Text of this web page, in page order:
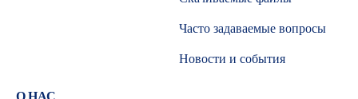
Часто задаваемые вопросы
Новости и события